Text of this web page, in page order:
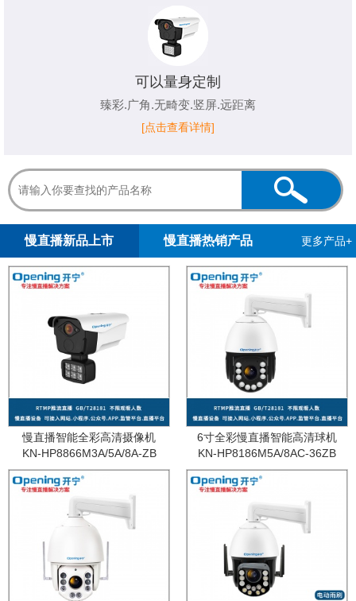
可以量身定制
臻彩.广角.无畸变.竖屏.远距离
[点击查看详情]
慢直播新品上市 慢直播热销产品 更多产品+
慢直播智能全彩高清摄像机
KN-HP8866M3A/5A/8A-ZB
6寸全彩慢直播智能高清球机
KN-HP8186M5A/8AC-36ZB